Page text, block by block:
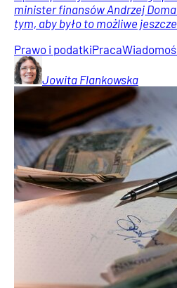
minister finansów Andrzej
tym, aby było to możliwe
Prawo i podatkiPraca
Jowita Flankowska